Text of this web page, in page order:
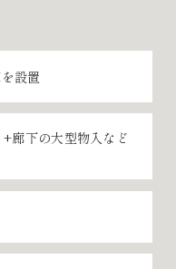
設置
廊下の大型物入など